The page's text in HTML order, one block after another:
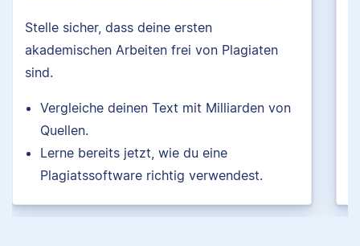
Stelle sicher, dass deine ersten
akademischen Arbeiten frei von Plagiaten
sind.
Vergleiche deinen Text mit Milliarden von
Quellen.
Lerne bereits jetzt, wie du eine
Plagiatssoftware richtig verwendest.